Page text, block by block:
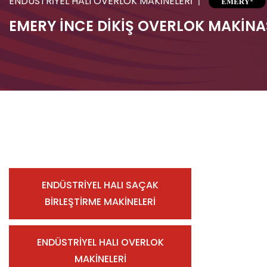
EMERY İNCE DİKİŞ OVERLOK
ENDÜSTRİYEL HALI SAÇAK
BİRLEŞTİRME MAKİNELERİ
ENDÜSTRİYEL HALI OVERLOK
MAKİNELERİ